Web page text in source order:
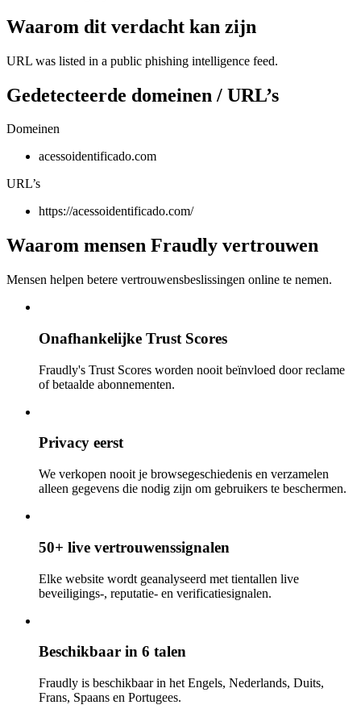
Waarom dit verdacht kan zijn
URL was listed in a public phishing intelligence feed.
Gedetecteerde domeinen / URL’s
Domeinen
acessoidentificado.com
URL’s
https://acessoidentificado.com/
Waarom mensen Fraudly vertrouwen
Mensen helpen betere vertrouwensbeslissingen online te nemen.
Onafhankelijke Trust Scores
Fraudly's Trust Scores worden nooit beïnvloed door reclame
of betaalde abonnementen.
Privacy eerst
We verkopen nooit je browsegeschiedenis en verzamelen
alleen gegevens die nodig zijn om gebruikers te beschermen.
50+ live vertrouwenssignalen
Elke website wordt geanalyseerd met tientallen live
beveiligings-, reputatie- en verificatiesignalen.
Beschikbaar in 6 talen
Fraudly is beschikbaar in het Engels, Nederlands, Duits,
Frans, Spaans en Portugees.